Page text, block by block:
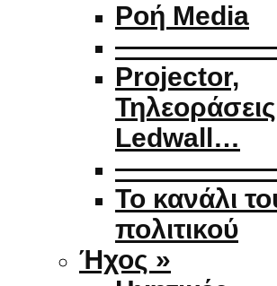
Ροή Media
Projector,
Ledwall…
Το κανάλι
πολιτικού
Ήχος »